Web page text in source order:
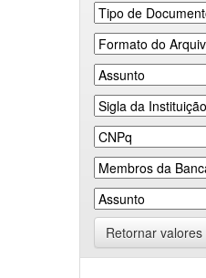
Retornar valores